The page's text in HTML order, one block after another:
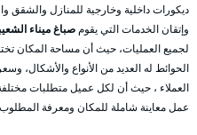
ديكورات داخلية وخارجية للمنازل والشقق
وإتقان الخدمات التي يقوم صباغ ميناء
لجميع العمليات، حيث أن مساحة المكان
الحوائط له العديد من الأنواع
العملاء ، حيث أن لكل عميل متطلبات
عمل معاينة شاملة للمكان ومعرفة